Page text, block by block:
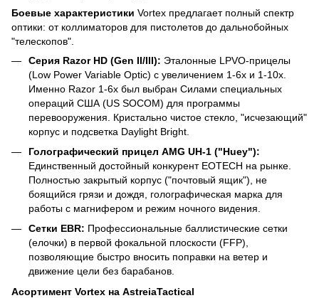
Боевые характеристики Vortex предлагает полный спектр
оптики: от коллиматоров для пистолетов до дальнобойных
"телескопов".
Серия Razor HD (Gen II/III): Эталонные LPVO-прицелы
(Low Power Variable Optic) с увеличением 1-6x и 1-10x.
Именно Razor 1-6x был выбран Силами специальных
операций США (US SOCOM) для программы
перевооружения. Кристально чистое стекло, "исчезающий"
корпус и подсветка Daylight Bright.
Голографический прицел AMG UH-1 ("Huey"):
Единственный достойный конкурент EOTECH на рынке.
Полностью закрытый корпус ("почтовый ящик"), не
боящийся грязи и дождя, голографическая марка для
работы с магнифером и режим ночного видения.
Сетки EBR: Профессиональные баллистические сетки
(елочки) в первой фокальной плоскости (FFP),
позволяющие быстро вносить поправки на ветер и
движение цели без барабанов.
Асортимент Vortex на AstreiaTactical